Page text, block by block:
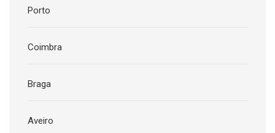
Porto
Coimbra
Braga
Aveiro